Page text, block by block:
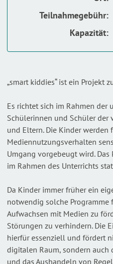
Teilnahmegebühr:
Kapazität:
„smart kiddies“ ist ein Projekt
Es richtet sich im Rahmen
Schülerinnen und Schüler der
und Eltern. Die Kinder
Mediennutzungsverhalten
Umgang vorgebeugt wird.
im Rahmen des Unterrichts
Da Kinder immer früher ein
notwendig solche Programme
Aufwachsen mit Medien zu
Störungen zu verhindern. Die
hierfür essenziell und fördert
digitalen Raum, sondern
und das Aushandeln von